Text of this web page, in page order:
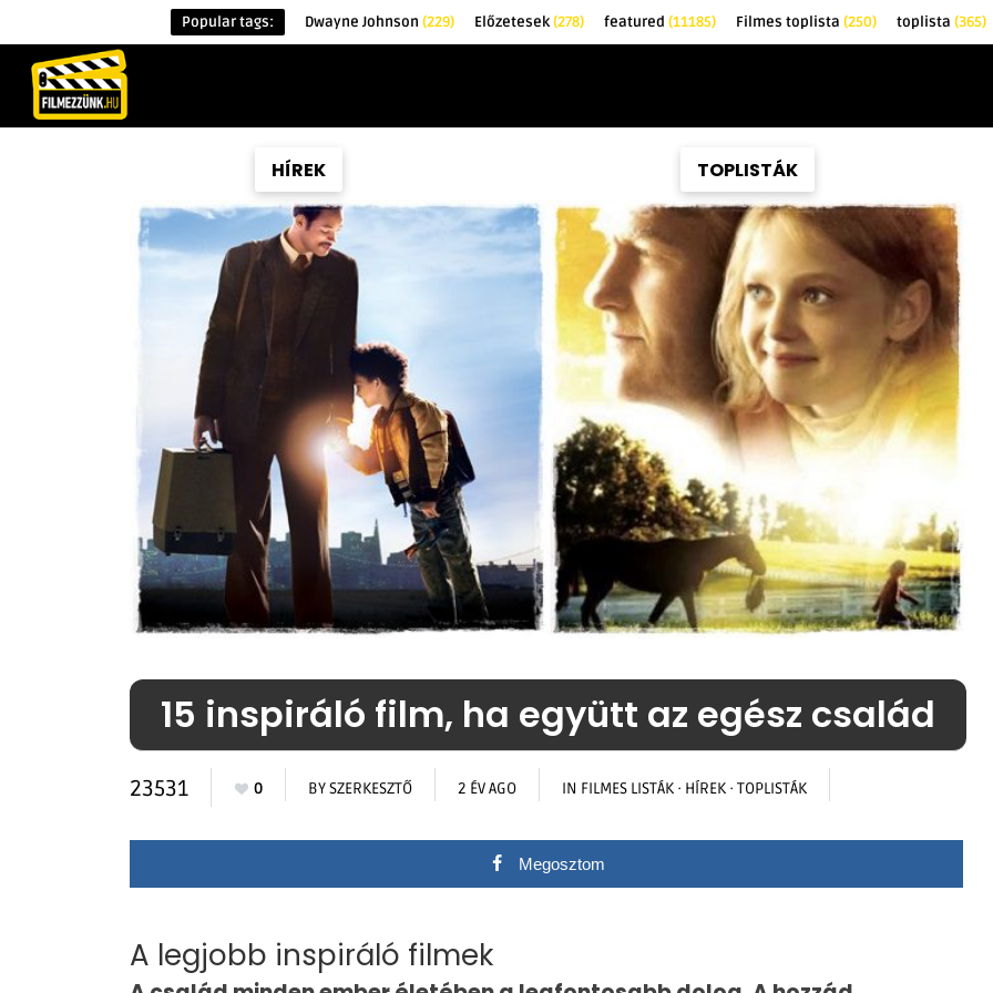
Popular tags: Dwayne Johnson (229) Előzetesek(278) featured (11185) Filmes toplista (250) toplista (365)
HÍREK TOPLISTÁK
15 inspiráló film, ha együtt az egész család
23531 0 BYSZERKESZTŐ 2 ÉV AGO IN FILMES LISTÁK · HÍREK · TOPLISTÁK
Megosztom
A legjobb inspiráló filmek